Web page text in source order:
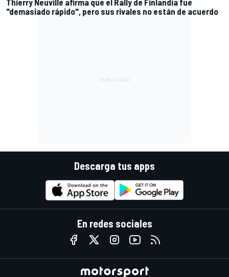
Thierry Neuville afirma que el Rally de Finlandia fue
"demasiado rápido", pero sus rivales no están de acuerdo
Descarga tus apps
En redes sociales